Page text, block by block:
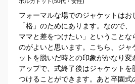
フォーマルな場でのジャケットはお
「格」のためにあります。なので
ママと差をつけたい」ということな
のがよいと思います。こちら、ジャ
ットを脱いだ時との印象がかなり変
アップで、式終了後はジャケットを
つけることができます。あと卒園式